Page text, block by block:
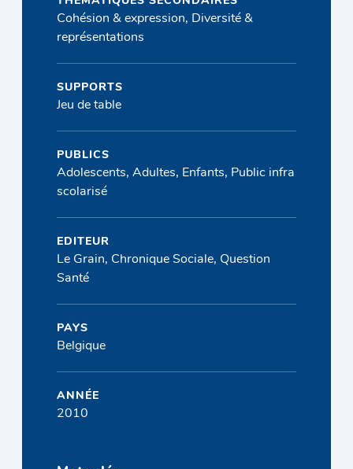
Cohésion & expression, Diversité &
représentations
SUPPORTS
Jeu de table
PUBLICS
Adolescents, Adultes, Enfants, Public infra
scolarisé
EDITEUR
Le Grain, Chronique Sociale, Question
Santé
PAYS
Belgique
ANNÉE
2010